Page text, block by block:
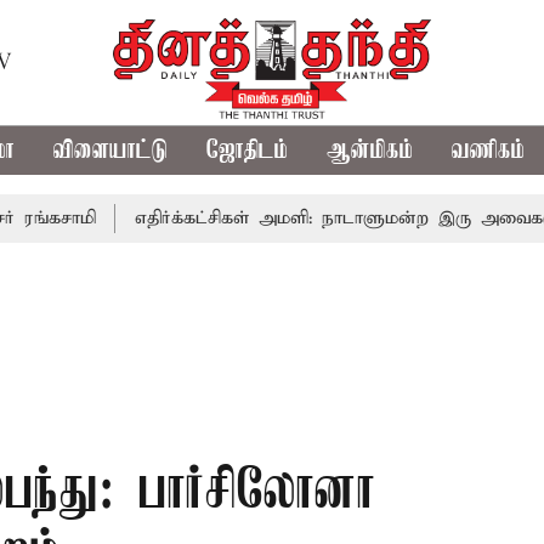
விளையாட்டு ஜோதிடம் ஆன்மிகம் வணிகம்
எதிர்க்கட்சிகள் அமளி: நாடாளுமன்ற இரு அவைகளும்
பார்சிலோனா